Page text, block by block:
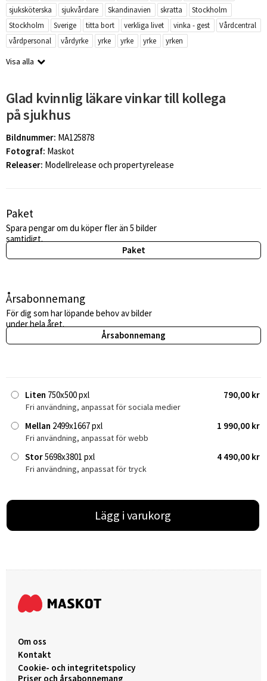
sjuksköterska
sjukvårdare Skandinavien skratta
Stockholm
Stockholm
Sverige titta bort verkliga livet vinka - gest
Vårdcentral
vårdpersonal
vårdyrke yrke yrke yrke yrken
Visa alla
Glad kvinnlig läkare vinkar till kollega
på sjukhus
Bildnummer: MA125878
Fotograf: Maskot
Releaser: Modellrelease och propertyrelease
Paket
Spara pengar om du köper fler än 5 bilder
samtidigt.
Paket
Årsabonnemang
För dig som har löpande behov av bilder
under hela året.
Årsabonnemang
Liten 750x500 pxl 790,00 kr
Fri användning, anpassat för sociala medier
Mellan 2499x1667 pxl 1 990,00 kr
Fri användning, anpassat för webb
Stor5698x3801 pxl 4 490,00 kr
Fri användning, anpassat för tryck
Lägg i varukorg
Om oss
Kontakt
Cookie- och integritetspolicy
Priser och årsabonnemang